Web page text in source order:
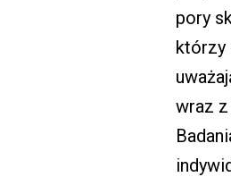
pory
którzy
wraz